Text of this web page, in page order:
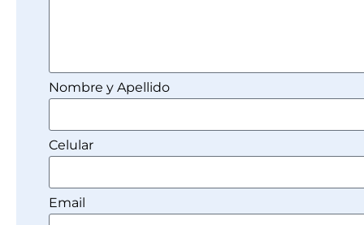
Nombre y Apellido
Celular
Email